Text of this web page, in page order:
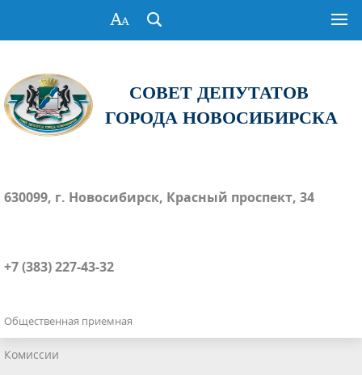
СОВЕТ ДЕПУТАТОВ
ГОРОДА НОВОСИБИРСКА
630099, г. Новосибирск, Красный проспект, 34
+7 (383) 227-43-32
Общественная приемная
Комиссии